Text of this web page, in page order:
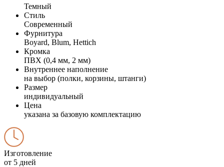
Темный
Стиль
Современный
Фурнитура
Boyard, Blum, Hettich
Кромка
ПВХ (0,4 мм, 2 мм)
Внутреннее наполнение
на выбор (полки, корзины, штанги)
Размер
индивидуальный
Цена
указана за базовую комплектацию
Изготовление
от 5 дней